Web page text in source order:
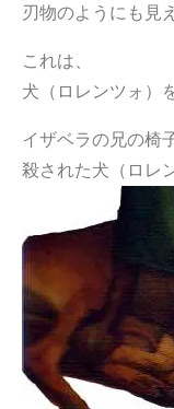
刃物のようにも見
これは、
犬（ロレンツォ）
イザベラの兄の椅
殺された犬（ロレ